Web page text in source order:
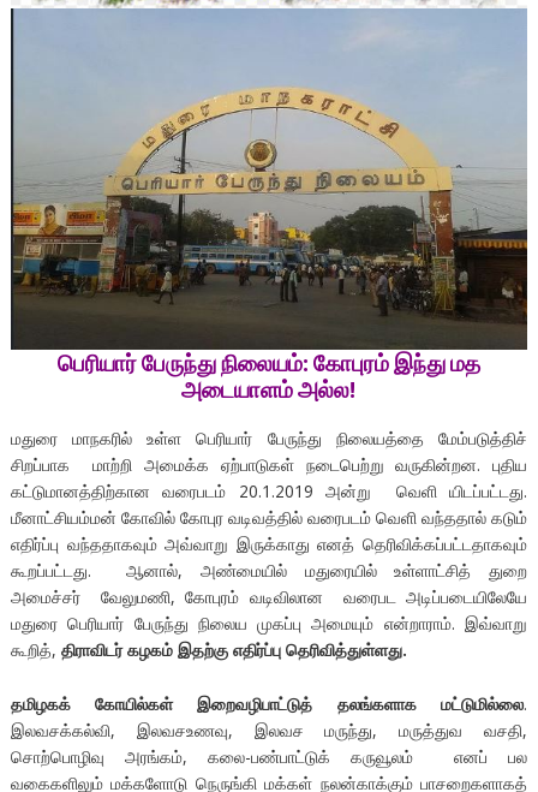
பெரியார் பேருந்து நிலையம்: கோபுரம்இந்துமத
அடையாளம் அல்ல!
மதுரை மாநகரில் உள்ள பெரியார் பேருந்து நிலையத்தை மேம்படுத்திச்
சிறப்பாக மாற்றி அமைக்க ஏற்பாடுகள் நடைபெற்று வருகின்றன. புதிய
கட்டுமானத்திற்கான வரைபடம் 20.1.2019 அன்று வெளி யிடப்பட்டது.
மீனாட்சியம்மன் கோவில் கோபுர வடிவத்தில் வரைபடம் வெளி வந்ததால் கடும்
எதிர்ப்பு வந்ததாகவும் அவ்வாறு இருக்காது எனத் தெரிவிக்கப்பட்டதாகவும்
கூறப்பட்டது. ஆனால், அண்மையில் மதுரையில் உள்ளாட்சித் துறை
அமைச்சர் வேலுமணி, கோபுரம் வடிவிலான வரைபட அடிப்படையிலேயே
மதுரை பெரியார் பேருந்து நிலைய முகப்பு அமையும் என்றாராம். இவ்வாறு
கூறித், திராவிடர் கழகம் இதற்கு எதிர்ப்பு தெரிவித்துள்ளது.
தமிழகக் கோயில்கள் இறைவழிபாட்டுத் தலங்களாக மட்டுமில்லை.
இலவசக்கல்வி, இலவசஉணவு, இலவச மருந்து, மருத்துவ வசதி,
சொற்பொழிவு அரங்கம், கலை-பண்பாட்டுக் கருவூலம் எனப் பல
வகைகளிலும் மக்களோடு நெருங்கி மக்கள் நலன்காக்கும் பாசறைகளாகத்